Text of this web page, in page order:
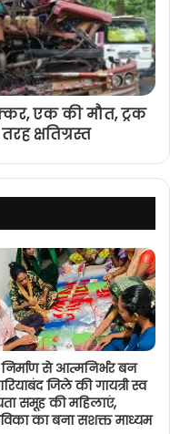
एक की मौत, ट्रक
क्षतिग्रस्त
निर्माण से आत्मनिर्भर बन
जिले की गायत्री स्व
समूह की महिलाएं,
का बना सशक्त माध्यम